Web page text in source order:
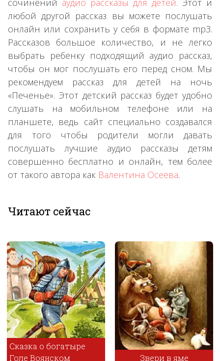
любой другой рассказ вы можете послушать
онлайн или сохранить у себя в формате mp3.
Рассказов большое количество, и не легко
выбрать ребенку подходящий аудио рассказ,
чтобы он мог послушать его перед сном. Мы
рекомендуем рассказ для детей на ночь
«Печенье». Этот детский рассказ будет удобно
слушать на мобильном телефоне или на
планшете, ведь сайт специально создавался
для того чтобы родители могли давать
послушать лучшие аудио рассказы детям
совершенно бесплатно и онлайн, тем более
от такого автора как Валентина Осеева.
Читают сейчас
Звери в яме
Лиса-